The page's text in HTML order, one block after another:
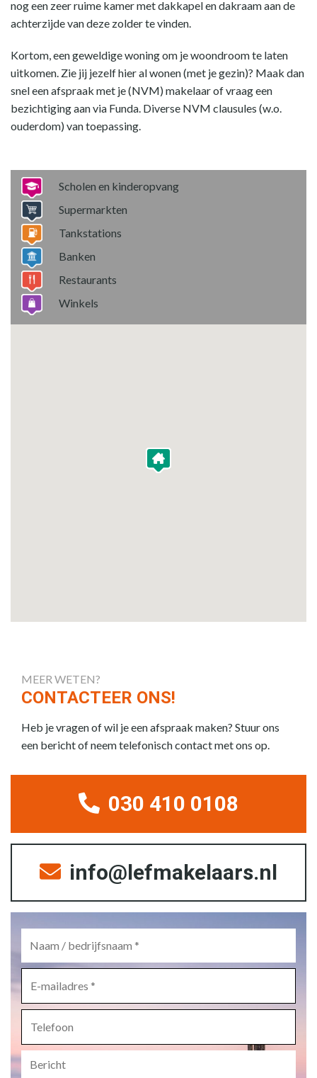
nog een zeer ruime kamer met dakkapel en dakraam aan de
achterzijde van deze zolder te vinden.
Kortom, een geweldige woning om je woondroom te laten
uitkomen. Zie jij jezelf hier al wonen (met je gezin)? Maak dan
snel een afspraak met je (NVM) makelaar of vraag een
bezichtiging aan via Funda. Diverse NVM clausules (w.o.
ouderdom) van toepassing.
Scholen en kinderopvang
Supermarkten
Tankstations
Banken
Restaurants
Winkels
MEER WETEN?
CONTACTEER ONS!
Heb je vragen of wil je een afspraak maken? Stuur ons
een bericht of neem telefonisch contact met ons op.
030 410 0108
info@lefmakelaars.nl
mailadres *